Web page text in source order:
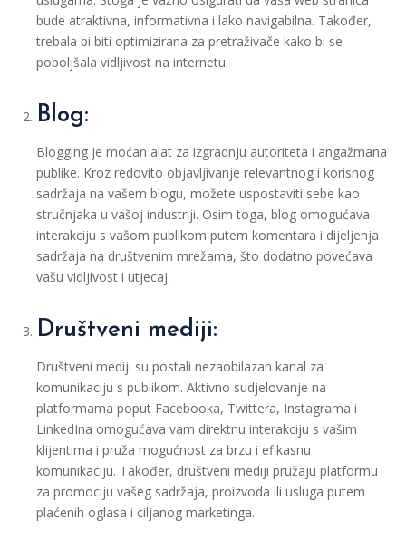
bude atraktivna, informativna i lako navigabilna. Također,
trebala bi biti optimizirana za pretraživače kako bi se
poboljšala vidljivost na internetu.
Blog:
Blogging je moćan alat za izgradnju autoriteta i angažmana
publike. Kroz redovito objavljivanje relevantnog i korisnog
sadržaja na vašem blogu, možete uspostaviti sebe kao
stručnjaka u vašoj industriji. Osim toga, blog omogućava
interakciju s vašom publikom putem komentara i dijeljenja
sadržaja na društvenim mrežama, što dodatno povećava
vašu vidljivost i utjecaj.
Društveni mediji:
Društveni mediji su postali nezaobilazan kanal za
komunikaciju s publikom. Aktivno sudjelovanje na
platformama poput Facebooka, Twittera, Instagrama i
LinkedIna omogućava vam direktnu interakciju s vašim
klijentima i pruža mogućnost za brzu i efikasnu
komunikaciju. Također, društveni mediji pružaju platformu
za promociju vašeg sadržaja, proizvoda ili usluga putem
plaćenih oglasa i ciljanog marketinga.